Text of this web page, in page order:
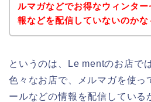
ルマガなどでお得なウィンター
報などを配信していないのかな
というのは、Le mentのお店で
色々なお店で、メルマガを使っ
ールなどの情報を配信している